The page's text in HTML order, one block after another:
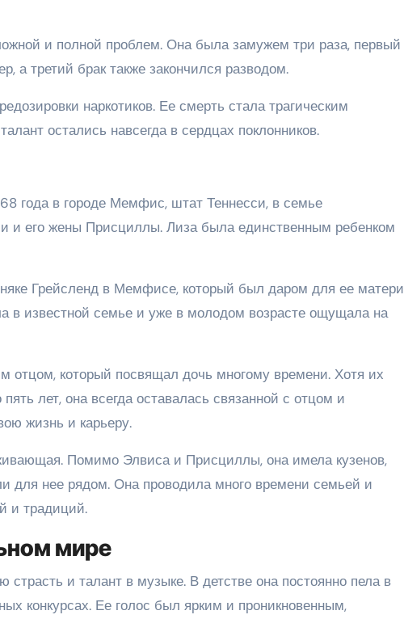
и полной проблем. Она была замужем три раза, первый
а третий брак также закончился разводом.
наркотиков. Ее смерть стала трагическим
остались навсегда в сердцах поклонников.
года в городе Мемфис, штат Теннесси, в семье
и его жены Присциллы. Лиза была единственным ребенком
Грейсленд в Мемфисе, который был даром для ее матери
в известной семье и уже в молодом возрасте ощущала на
который посвящал дочь многому времени. Хотя их
лет, она всегда оставалась связанной с отцом и
жизнь и карьеру.
Помимо Элвиса и Присциллы, она имела кузенов,
для нее рядом. Она проводила много времени семьей и
и традиций.
мире
и талант в музыке. В детстве она постоянно пела в
конкурсах. Ее голос был ярким и проникновенным,